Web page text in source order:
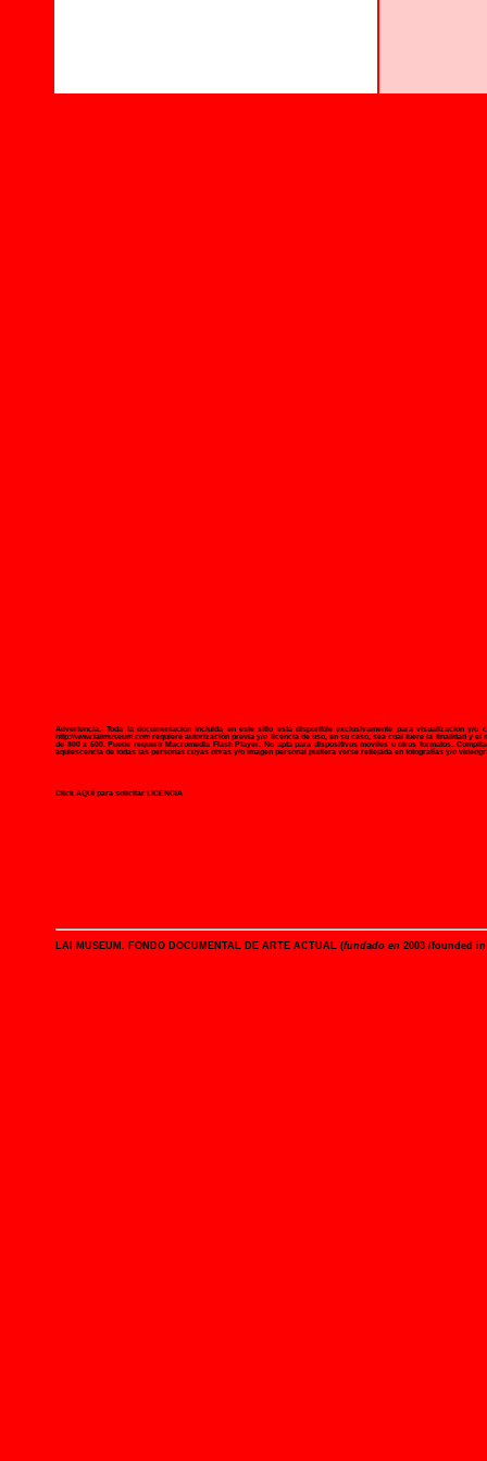
Advertencia.- Toda la documentación incluida en este sitio está disponible exclusivamente para visualización y/o
http://www.laimuseum.com requiere autorización previa y/o licencia de uso, en su caso, sea cual fuere la finalidad y el
de 800 x 600. Puede requerir Macromedia Flash Player. No apta para dispositivos moviles u otros formatos.
aquiescencia de todas las personas cuyas obras y/o imagen personal pudiera verse reflejada en fotografías y/o
Click AQUÍ para solicitar LICENCIA
LAI MUSEUM . FONDO DOCUMENTAL DE ARTE ACTUAL (fundado en 2003 /founded